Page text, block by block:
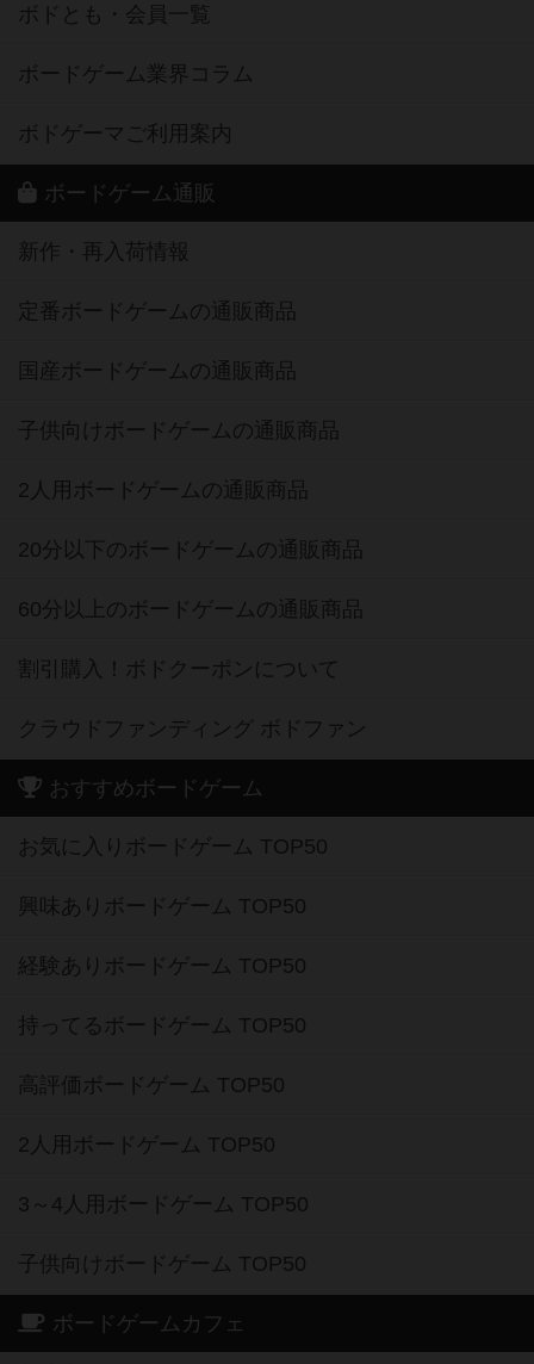
ボドとも・会員一覧
ボードゲーム業界コラム
ボドゲーマご利用案内
ボードゲーム通販
新作・再入荷情報
定番ボードゲームの通販商品
国産ボードゲームの通販商品
子供向けボードゲームの通販商品
2人用ボードゲームの通販商品
20分以下のボードゲームの通販商品
60分以上のボードゲームの通販商品
割引購入！ボドクーポンについて
クラウドファンディング ボドファン
おすすめボードゲーム
お気に入りボードゲーム TOP50
興味ありボードゲーム TOP50
経験ありボードゲーム TOP50
持ってるボードゲーム TOP50
高評価ボードゲーム TOP50
2人用ボードゲーム TOP50
3～4人用ボードゲーム TOP50
子供向けボードゲーム TOP50
ボードゲームカフェ